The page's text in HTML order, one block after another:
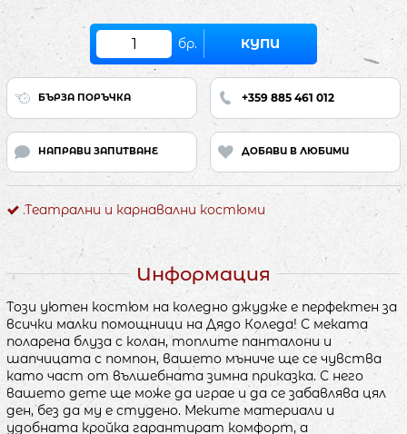
бр. КУПИ
БЪРЗА ПОРЪЧКА +359 885 461 012
НАПРАВИ ЗАПИТВАНЕ ДОБАВИ В ЛЮБИМИ
Театрални и карнавални костюми
Информация
Този уютен костюм на коледно джудже е перфектен за
всички малки помощници на Дядо Коледа! С меката
поларена блуза с колан, топлите панталони и
шапчицата с помпон, вашето мъниче ще се чувства
като част от вълшебната зимна приказка. С него
вашето дете ще може да играе и да се забавлява цял
ден, без да му е студено. Меките материали и
удобната кройка гарантират комфорт, а